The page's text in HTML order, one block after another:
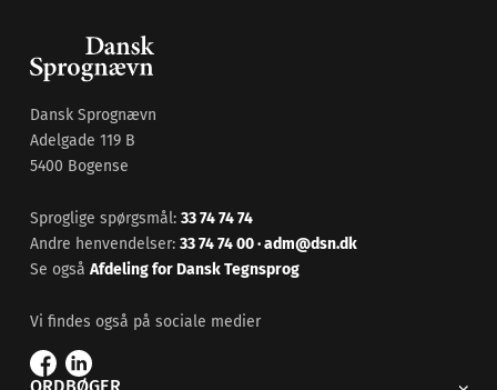
Dansk Sprognævn
Adelgade 119 B
5400 Bogense
Sproglige spørgsmål: 33 74 74 74
Andre henvendelser: 33 74 74 00·adm@dsn.dk
Se også Afdeling for Dansk Tegnsprog
Vi findes også på sociale medier